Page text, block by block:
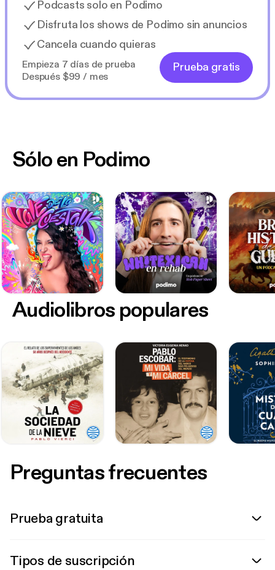
Podcasts solo en Podimo
Disfruta los shows de Podimo sin anuncios
Cancela cuando quieras
Empieza 7 días de prueba
Después $99 / mes
Prueba gratis
Sólo en Podimo
Audiolibros populares
Preguntas frecuentes
Prueba gratuita
Tipos de suscripción